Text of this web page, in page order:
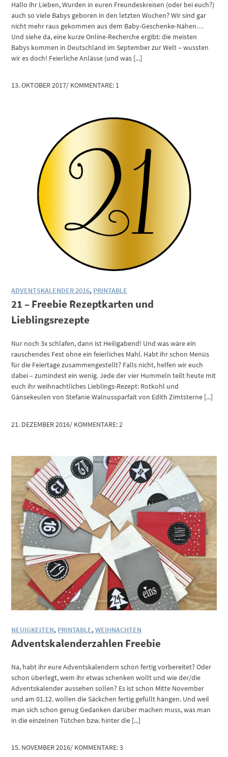
Hallo ihr Lieben, Wurden in euren Freundeskreisen (oder bei euch?)
auch so viele Babys geboren in den letzten Wochen? Wir sind gar
nicht mehr raus gekommen aus dem Baby-Geschenke-Nähen…
Und siehe da, eine kurze Online-Recherche ergibt: die meisten
Babys kommen in Deutschland im September zur Welt – wussten
wir es doch! Feierliche Anlässe (und was [...]
13. OKTOBER 2017/ KOMMENTARE: 1
ADVENTSKALENDER 2016, PRINTABLE
21 – Freebie Rezeptkarten und
Lieblingsrezepte
Nur noch 3x schlafen, dann ist Heiligabend! Und was wäre ein
rauschendes Fest ohne ein feierliches Mahl. Habt ihr schon Menüs
für die Feiertage zusammengestellt? Falls nicht, helfen wir euch
dabei – zumindest ein wenig. Jede der vier Hummeln teilt heute mit
euch ihr weihnachtliches Lieblings-Rezept: Rotkohl und
Gänsekeulen von Stefanie Walnussparfait von Edith Zimtsterne [...]
21. DEZEMBER 2016/ KOMMENTARE: 2
NEUIGKEITEN, PRINTABLE,WEIHNACHTEN
Adventskalenderzahlen Freebie
Na, habt ihr eure Adventskalendern schon fertig vorbereitet? Oder
schon überlegt, wem ihr etwas schenken wollt und wie der/die
Adventskalender aussehen sollen? Es ist schon Mitte November
und am 01.12. wollen die Säckchen fertig gefüllt hängen. Und weil
man sich schon genug Gedanken darüber machen muss, was man
in die einzelnen Tütchen bzw. hinter die [...]
15. NOVEMBER 2016/ KOMMENTARE: 3